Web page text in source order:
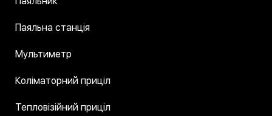
Паяльна станція
Мультиметр
Коліматорний приціл
Тепловізійний приціл